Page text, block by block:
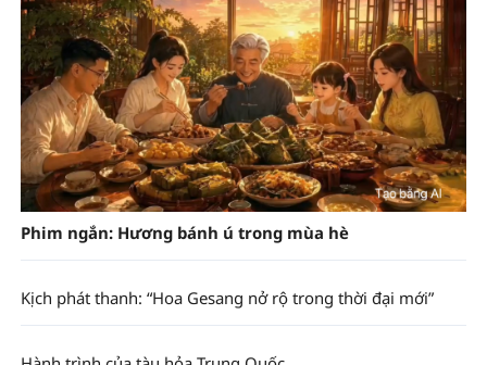
Phim ngắn: Hương bánh ú trong mùa hè
Kịch phát thanh: “Hoa Gesang nở rộ trong thời đại mới”